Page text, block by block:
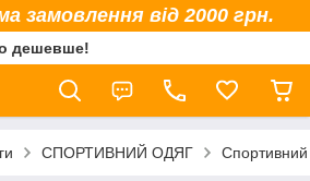
замовлення від 2000 грн.
дешевше!
СПОРТИВНИЙ ОДЯГ Спортивний